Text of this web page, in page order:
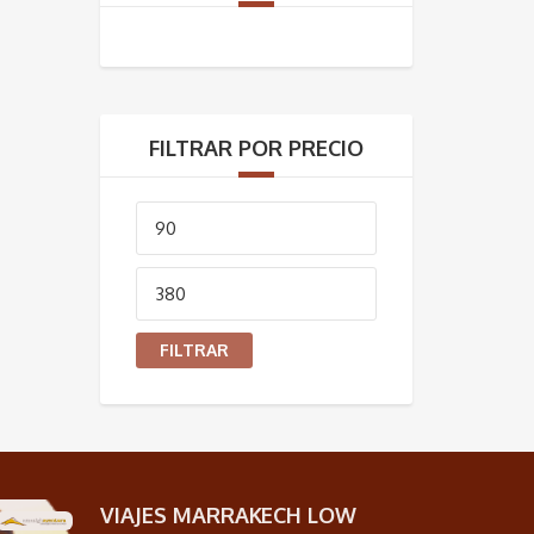
FILTRAR POR PRECIO
Precio
mínimo
Precio
máximo
FILTRAR
VIAJES MARRAKECH LOW